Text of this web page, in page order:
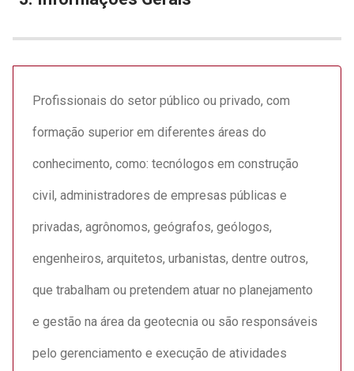
Profissionais do setor público ou privado, com
formação superior em diferentes áreas do
conhecimento, como: tecnólogos em construção
civil, administradores de empresas públicas e
privadas, agrônomos, geógrafos, geólogos,
engenheiros, arquitetos, urbanistas, dentre outros,
que trabalham ou pretendem atuar no planejamento
e gestão na área da geotecnia ou são responsáveis
pelo gerenciamento e execução de atividades